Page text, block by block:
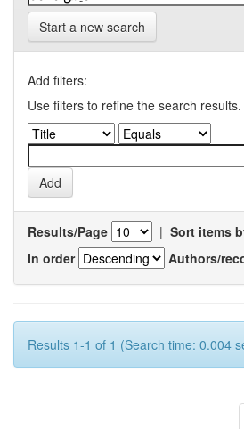
Start a new search
Add filters:
Use filters to refine the search results.
Results/Page | Sort items
In order
Authors/
Results 1-1 of 1 (Search time: 0.004